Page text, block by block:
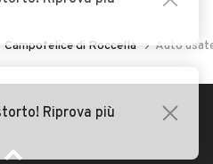
Campofelice di Roccella Auto
Riprova più